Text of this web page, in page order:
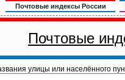
Почтовые индексы России
Почтовые
улицы или населённого